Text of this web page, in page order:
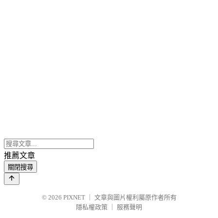
推薦文章
關閉搜尋
© 2026 PIXNET
文章與圖片權利屬原作者所有
隱私權政策
服務聲明